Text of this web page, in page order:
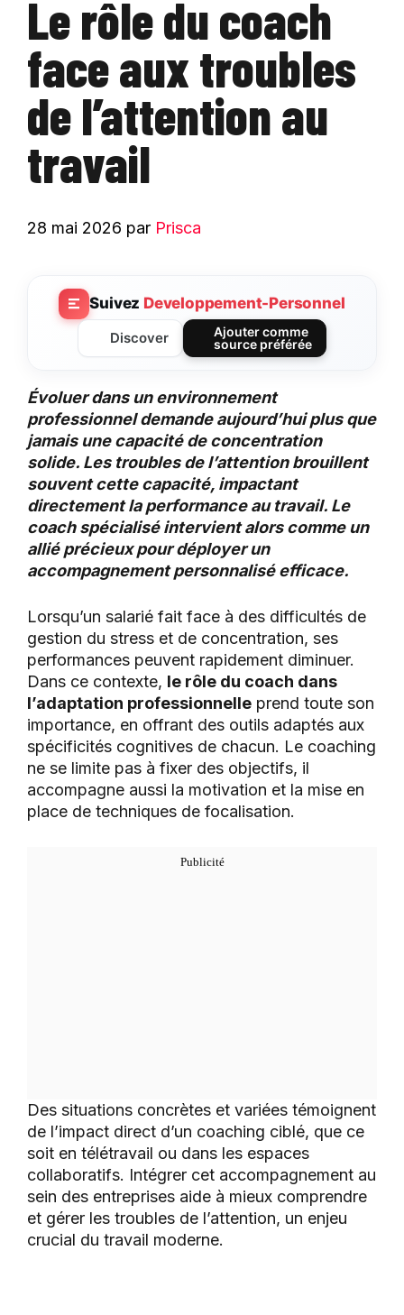
Le rôle du coach
face aux troubles
de l’attention au
travail
28 mai 2026 par Prisca
Suivez Developpement-Personnel
Discover
Ajouter comme
source préférée
Évoluer dans un environnement
professionnel demande aujourd’hui plus que
jamais une capacité de concentration
solide. Les troubles de l’attention brouillent
souvent cette capacité, impactant
directement la performance au travail. Le
coach spécialisé intervient alors comme un
allié précieux pour déployer un
accompagnement personnalisé efficace.
Lorsqu’un salarié fait face à des difficultés de
gestion du stress et de concentration, ses
performances peuvent rapidement diminuer.
Dans ce contexte, le rôle du coach dans
l’adaptation professionnelle prend toute son
importance, en offrant des outils adaptés aux
spécificités cognitives de chacun. Le coaching
ne se limite pas à fixer des objectifs, il
accompagne aussi la motivation et la mise en
place de techniques de focalisation.
Des situations concrètes et variées témoignent
de l’impact direct d’un coaching ciblé, que ce
soit en télétravail ou dans les espaces
collaboratifs. Intégrer cet accompagnement au
sein des entreprises aide à mieux comprendre
et gérer les troubles de l’attention, un enjeu
crucial du travail moderne.